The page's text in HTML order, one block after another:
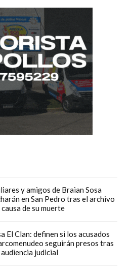
y amigos de Braian Sosa
en San Pedro tras el archivo
causa de su muerte
El Clan: definen si los acusados
seguirán presos tras
judicial